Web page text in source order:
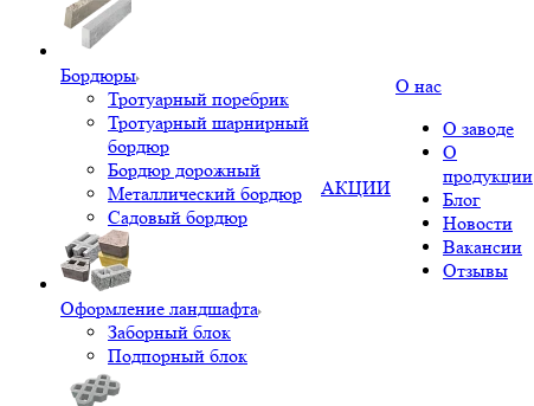
Бордюры
Тротуарный поребрик
Тротуарный шарнирный
бордюр
Бордюр дорожный
Металлический бордюр
Садовый бордюр
Оформление ландшафта
Заборный блок
Подпорный блок
АКЦИИ
О нас
О заводе
О
продукции
Блог
Новости
Вакансии
Отзывы